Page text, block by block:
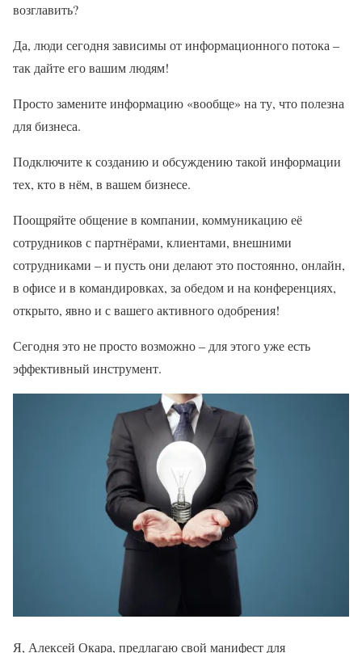
возглавить?
Да, люди сегодня зависимы от информационного потока –
так дайте его вашим людям!
Просто замените информацию «вообще» на ту, что полезна
для бизнеса.
Подключите к созданию и обсуждению такой информации
тех, кто в нём, в вашем бизнесе.
Поощряйте общение в компании, коммуникацию её
сотрудников с партнёрами, клиентами, внешними
сотрудниками – и пусть они делают это постоянно, онлайн,
в офисе и в командировках, за обедом и на конференциях,
открыто, явно и с вашего активного одобрения!
Сегодня это не просто возможно – для этого уже есть
эффективный инструмент.
Я, Алексей Окара, предлагаю свой манифест для